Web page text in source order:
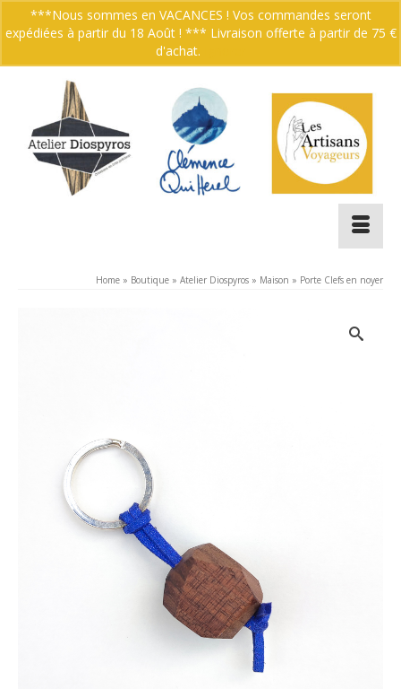
Votre panier 0.00€
Home » Boutique » Atelier Diospyros » Maison » Porte Clefs en noyer
***Nous sommes en VACANCES ! Vos commandes seront
expédiées à partir du 18 Août ! *** Livraison offerte à partir de 75 €
d'achat.